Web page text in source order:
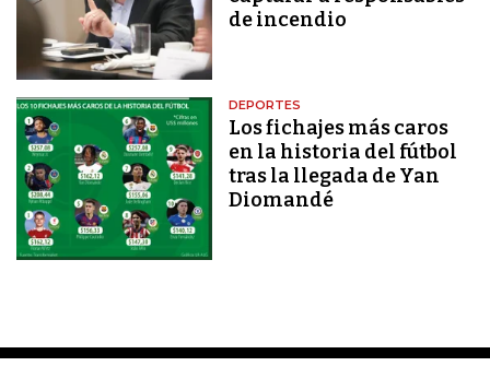
de incendio
DEPORTES
Los fichajes más caros
en la historia del fútbol
tras la llegada de Yan
Diomandé